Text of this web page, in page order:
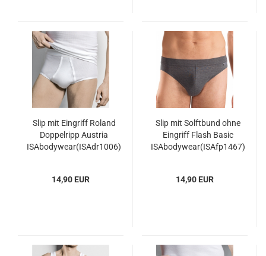
Slip mit Eingriff Roland
Doppelripp Austria
ISAbodywear(ISAdr1006)
14,90 EUR
Slip mit Solftbund ohne
Eingriff Flash Basic
ISAbodywear(ISAfp1467)
14,90 EUR